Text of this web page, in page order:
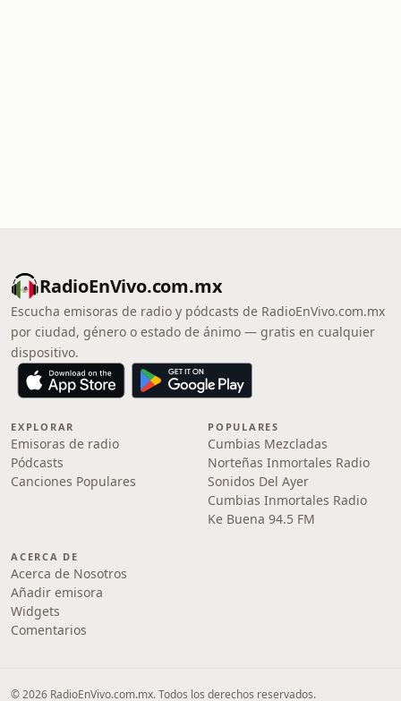
RadioEnVivo.com.mx
Escucha emisoras de radio y pódcasts de RadioEnVivo.com.mx
por ciudad, género o estado de ánimo — gratis en cualquier
dispositivo.
EXPLORAR
Emisoras de radio
Pódcasts
Canciones Populares
POPULARES
Cumbias Mezcladas
Norteñas Inmortales Radio
Sonidos Del Ayer
Cumbias Inmortales Radio
Ke Buena 94.5 FM
ACERCA DE
Acerca de Nosotros
Añadir emisora
Widgets
Comentarios
© 2026 RadioEnVivo.com.mx. Todos los derechos reservados.